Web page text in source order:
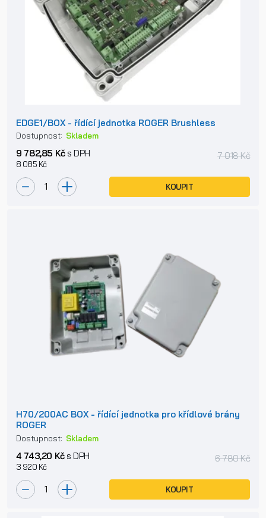
EDGE1/BOX - řídící jednotka ROGER Brushless
Dostupnost: Skladem
9 782,85 Kčs DPH
8 085 Kč
7 018 Kč
KOUPIT
H70/200AC BOX - řídící jednotka pro křídlové brány
ROGER
Dostupnost: Skladem
4 743,20 Kčs DPH
3 920 Kč
6 780 Kč
KOUPIT